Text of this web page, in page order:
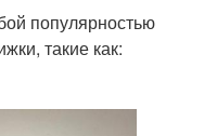
популярностью
такие как: